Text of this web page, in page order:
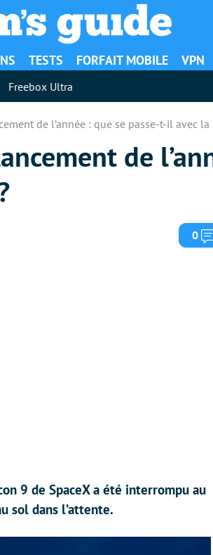
TESTS FORFAIT MOBILE VPN
Freebox Ultra
de l’année : que se passe-t-il avec la
de
0
9 de SpaceX a été interrompu au
sol dans l’attente.